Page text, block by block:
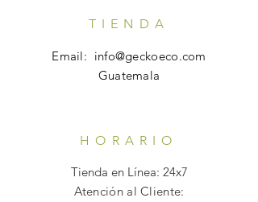
TIENDA
Email: info@geckoeco.com
Guatemala
HORARIO
Tienda en Línea: 24x7
Atención al Cliente: